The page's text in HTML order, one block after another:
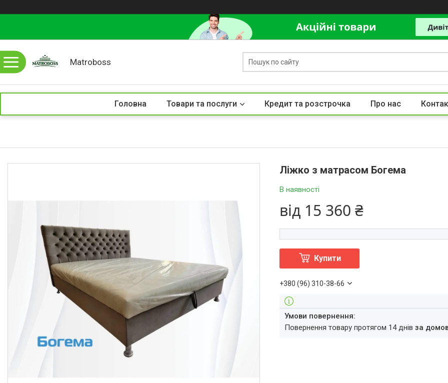
Matroboss
Головна Товари та послуги Кредит та розстрочка Про нас
Ліжко з матрасом Богема
В наявності
від 15 360 ₴
Купити
+380 (96) 310-38-66
повернення товару протягом 14 днівза